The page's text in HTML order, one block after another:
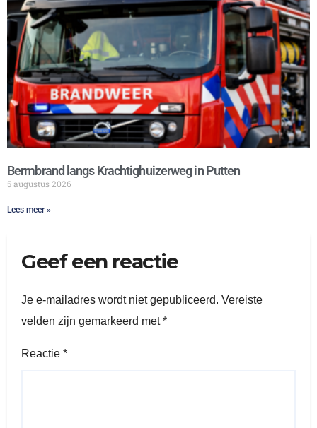
Bermbrand langs Krachtighuizerweg in Putten
5 augustus 2026
Lees meer »
Geef een reactie
Je e-mailadres wordt niet gepubliceerd. Vereiste
velden zijn gemarkeerd met*
Reactie *